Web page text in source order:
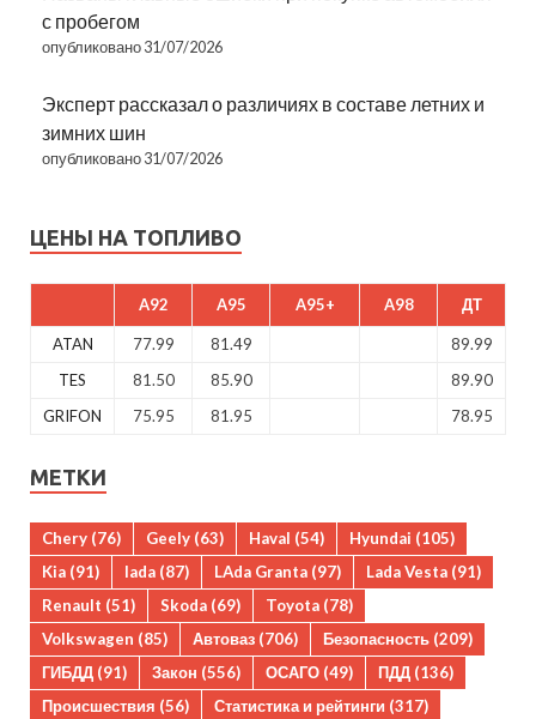
с пробегом
опубликовано 31/07/2026
Эксперт рассказал о различиях в составе летних и
зимних шин
опубликовано 31/07/2026
ЦЕНЫ НА ТОПЛИВО
A92 A95 A95+ A98 ДТ
ATAN 77.99 81.49
89.99
TES
81.50 85.90
89.90
GRIFON
75.95 81.95 78.95
МЕТКИ
Chery (76) Geely (63) Haval (54) Hyundai (105)
Kia (91) lada (87) LAda Granta (97) Lada Vesta (91)
Renault (51) Skoda (69) Toyota (78)
Volkswagen (85) Автоваз (706) Безопасность (209)
ГИБДД (91) Закон (556) ОСАГО (49) ПДД (136)
Происшествия (56) Статистика и рейтинги (317)